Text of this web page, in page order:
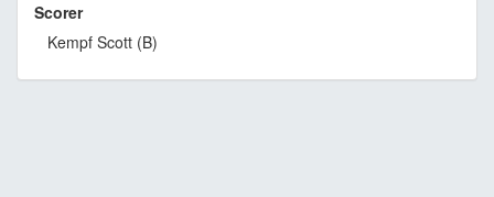
Scorer
Kempf Scott (B)